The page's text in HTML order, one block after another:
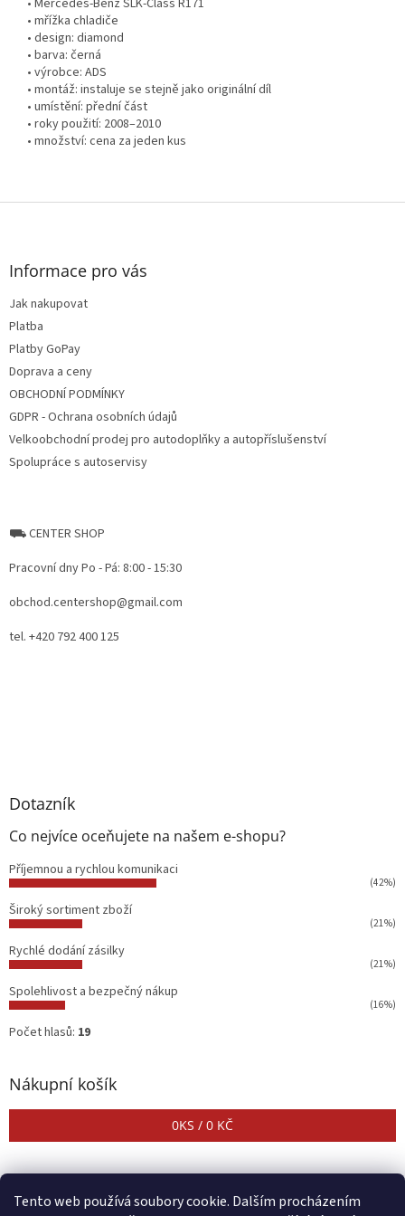
Tento web používá soubory cookie. Dalším procházením
• Mercedes-Benz SLK-Class R171
• mřížka chladiče
• design: diamond
• barva: černá
• výrobce: ADS
• montáž: instaluje se stejně jako originální díl
• umístění: přední část
• roky použití: 2008–2010
• množství: cena za jeden kus
Z
Informace pro vás
Jak nakupovat
Platba
Platby GoPay
Doprava a ceny
OBCHODNÍ PODMÍNKY
GDPR - Ochrana osobních údajů
Velkoobchodní prodej pro autodoplňky a autopříslušenství
Spolupráce s autoservisy
⛟ CENTER SHOP
Pracovní dny Po - Pá: 8:00 - 15:30
obchod.centershop@gmail.com
tel. +420 792 400 125
Dotazník
Co nejvíce oceňujete na našem e-shopu?
Příjemnou a rychlou komunikaci
(42%)
Široký sortiment zboží
(21%)
Rychlé dodání zásilky
(21%)
Spolehlivost a bezpečný nákup
(16%)
Počet hlasů: 19
Nákupní košík
0KS / 0 KČ